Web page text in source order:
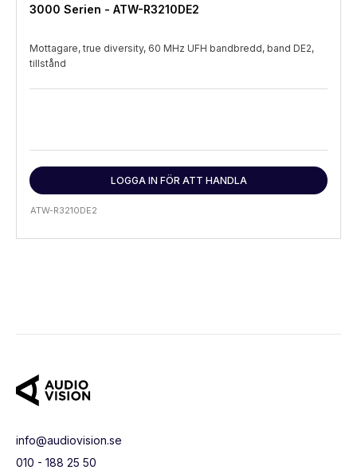
3000 Serien - ATW-R3210DE2
Mottagare, true diversity, 60 MHz UFH bandbredd, band DE2,
tillstånd
LOGGA IN FÖR ATT HANDLA
ATW-R3210DE2
info@audiovision.se
010 - 188 25 50